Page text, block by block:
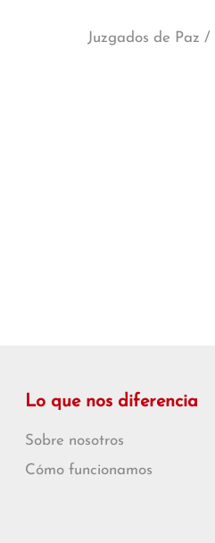
Juzgados de Paz
Lo que nos diferencia
Sobre nosotros
Cómo funcionamos